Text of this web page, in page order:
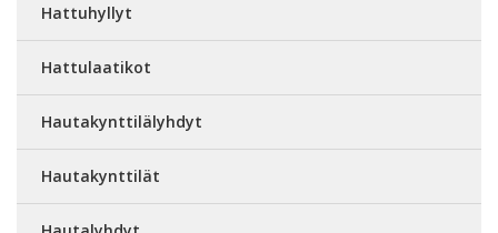
Hattuhyllyt
Hattulaatikot
Hautakynttilälyhdyt
Hautakynttilät